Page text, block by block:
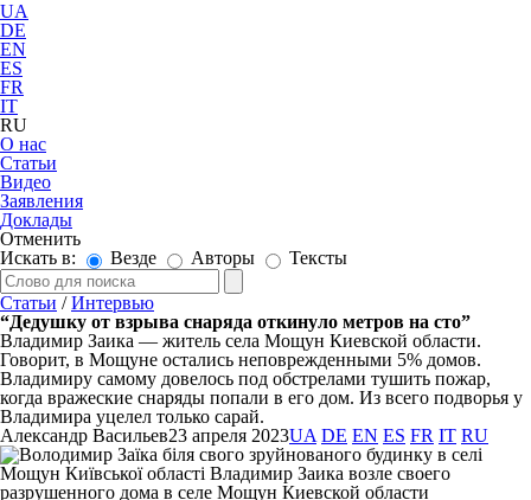
UA
DE
EN
ES
FR
IT
RU
О нас
Статьи
Видео
Заявления
Доклады
Отменить
Искать в:
Везде Авторы Тексты
Статьи /Интервью
“Дедушку от взрыва снаряда откинуло метров на сто”
Владимир Заика — житель села Мощун Киевской области.
Говорит, в Мощуне остались неповрежденными 5% домов.
Владимиру самому довелось под обстрелами тушить пожар,
когда вражеские снаряды попали в его дом. Из всего подворья у
Владимира уцелел только сарай.
Александр Васильев23 апреля 2023UA DE EN ES FR IT RU